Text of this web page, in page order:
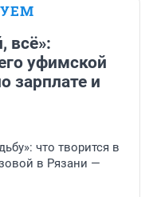
всё»:
уфимской
зарплате и
что творится в
в Рязани —